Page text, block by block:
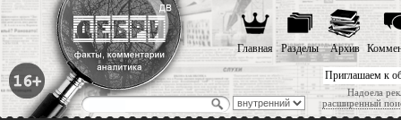
Приглашаем к
Надоела
расширенный
Главная Разделы Архив